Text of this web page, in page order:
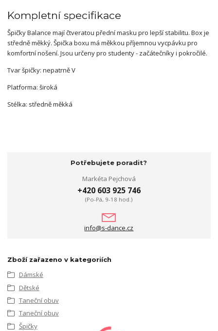
Kompletní specifikace
Špičky Balance mají čtveratou přední masku pro lepší stabilitu. Box je
středně měkký. Špička boxu má měkkou příjemnou vycpávku pro
komfortní nošení. Jsou určeny pro studenty - začátečníky i pokročilé.
Tvar špičky: nepatrně V
Platforma: široká
Stélka: středně měkká
Potřebujete poradit?
Markéta Pejchová
+420 603 925 746
(Po-Pá, 9-18 hod.)
info@s-dance.cz
Zboží zařazeno v kategoriích
Dámské
Dětské
Taneční obuv
Taneční obuv
Špičky